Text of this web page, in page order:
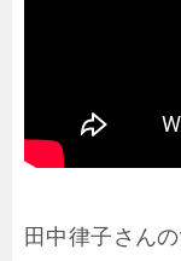
田中律子さん